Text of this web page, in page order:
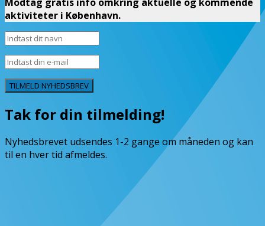
aktiviteter i København.
TILMELD NYHEDSBREV
Tak for din tilmelding!
Nyhedsbrevet udsendes 1-2 gange om måneden og kan
til en hver tid afmeldes.